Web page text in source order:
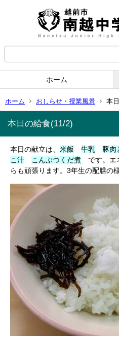
ホーム
ホーム おしらせ・授業風景 本
本日の給食(11/2)
本日の献立は、 米飯 牛乳 豚肉
こ汁
こんぶつくだ煮 です。エ
らも頑張ります。3年生の配膳の